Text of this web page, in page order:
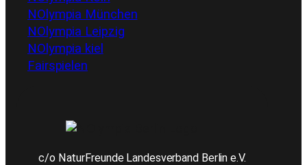
NOlympia München
NOlympia Leipzig
NOlympia kiel
Fairspielen
c/o NaturFreunde Landesverband Berlin e.V.